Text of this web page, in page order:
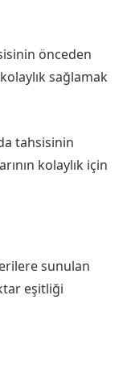
önceden
sağlamak
tahsisinin
kolaylık için
sunulan
eşitliği